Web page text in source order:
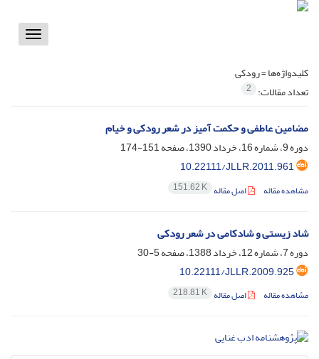
Toggle
کلیدواژه‌ها =رودکی
تعداد مقالات: 2
مضامین عاطفی و حکمت آمیز در شعر رودکی و خیام
دوره 9، شماره 16، خرداد 1390، صفحه
151-174
10.22111/JLLR.2011.961
مشاهده مقاله اصل مقاله 151.62 K
شاد زیستی و شادکامی در شعر رودکی
دوره 7، شماره 12، خرداد 1388، صفحه
5-30
10.22111/JLLR.2009.925
مشاهده مقاله اصل مقاله 218.81 K